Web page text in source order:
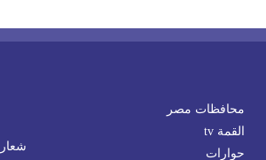
محافظات مصر
القمة tv
حوارات
شعار